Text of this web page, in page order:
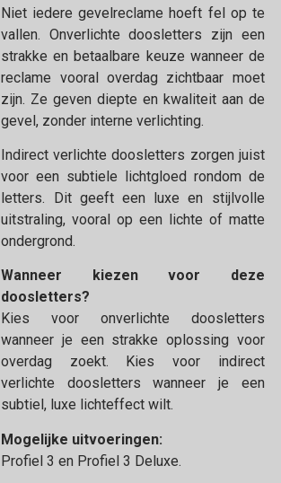
Niet iedere gevelreclame hoeft fel op te
vallen. Onverlichte doosletters zijn een
strakke en betaalbare keuze wanneer de
reclame vooral overdag zichtbaar moet
zijn. Ze geven diepte en kwaliteit aan de
gevel, zonder interne verlichting.
Indirect verlichte doosletters zorgen juist
voor een subtiele lichtgloed rondom de
letters. Dit geeft een luxe en stijlvolle
uitstraling, vooral op een lichte of matte
ondergrond.
Wanneer kiezen voor deze
doosletters?
Kies voor onverlichte doosletters
wanneer je een strakke oplossing voor
overdag zoekt. Kies voor indirect
verlichte doosletters wanneer je een
subtiel, luxe lichteffect wilt.
Mogelijke uitvoeringen:
Profiel 3 en Profiel 3 Deluxe.